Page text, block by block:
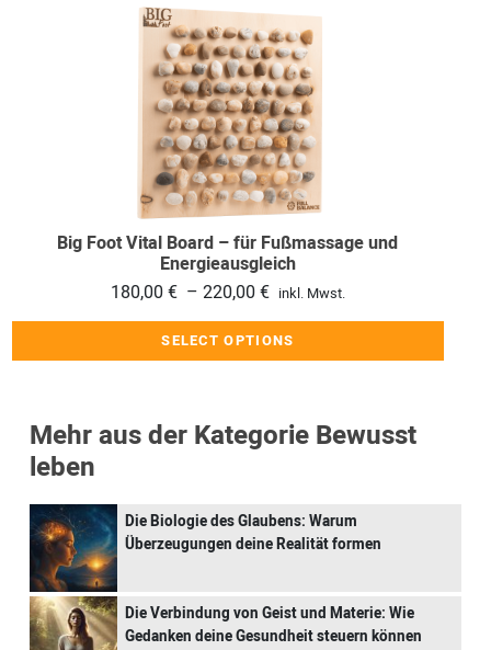
Big Foot Vital Board – für Fußmassage und
Energieausgleich
180,00€ – 220,00€ Preisspanne:
180,00 €
bis
inkl. Mwst.
SELECT OPTIONS
können
Produktseite
Mehr aus der Kategorie Bewusst
leben
Die Biologie des Glaubens: Warum
Überzeugungen deine Realität formen
Die Verbindung von Geist und Materie: Wie
Gedanken deine Gesundheit steuern können